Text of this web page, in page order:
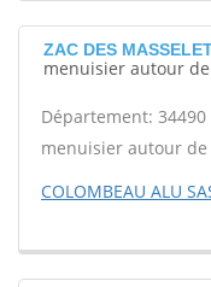
ZAC DES
menuisier autour
Département: 34490
menuisier autour de
COLOMBEAU ALU